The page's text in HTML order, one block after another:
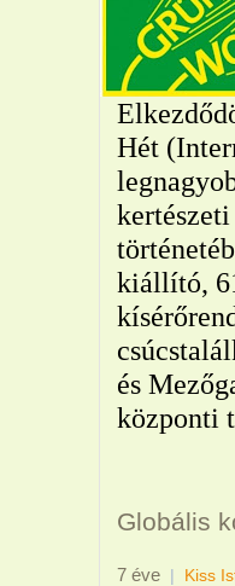
Hét
kiállító,
és
központi
Globális
7 éve | Kiss